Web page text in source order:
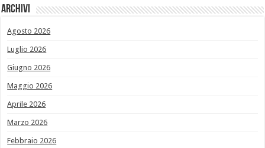
Archivi
Agosto 2026
Luglio 2026
Giugno 2026
Maggio 2026
Aprile 2026
Marzo 2026
Febbraio 2026